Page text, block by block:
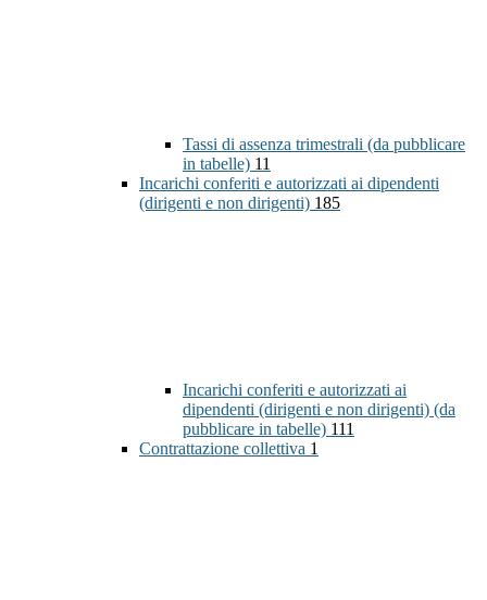
Tassi di assenza trimestrali (da pubblicare
in tabelle) 11
Incarichi conferiti e autorizzati ai dipendenti
(dirigenti e non dirigenti) 185
Incarichi conferiti e autorizzati ai
dipendenti (dirigenti e non dirigenti) (da
pubblicare in tabelle) 111
Contrattazione collettiva 1